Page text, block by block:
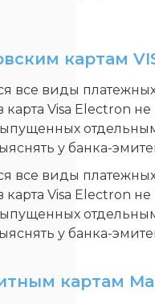
картам
все виды
карта Visa Electron
у банка-
все виды
карта Visa Electron
у банка-
картам